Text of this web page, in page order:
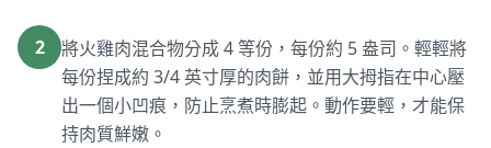
2
將火雞肉混合物分成 4 等份，每份約 5 盎司。輕輕將
每份捏成約 3/4 英寸厚的肉餅，並用大拇指在中心壓
出一個小凹痕，防止烹煮時膨起。動作要輕，才能保
持肉質鮮嫩。